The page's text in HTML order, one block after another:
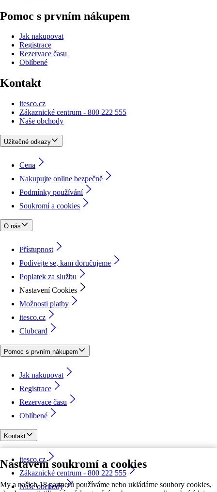
Nastavení soukromí a cookies
My a našich 18 partnerů používáme nebo ukládáme soubory cookies,
Pomoc s prvním nákupem
Jak nakupovat
Registrace
Rezervace času
Oblíbené
Kontakt
itesco.cz
Zákaznické centrum - 800 222 555
Naše obchody
Užitečné odkazy
Cena
Nakupujte online bezpečně
Podmínky používání
Soukromí a cookies
O nás
Přístupnost
Podívejte se, kam doručujeme
Poplatek za službu
Nastavení Cookies
Možnosti platby
itesco.cz
Clubcard
Pomoc s prvním nákupem
Jak nakupovat
Registrace
Rezervace času
Oblíbené
Kontakt
itesco.cz
Zákaznické centrum - 800 222 555
Naše obchody